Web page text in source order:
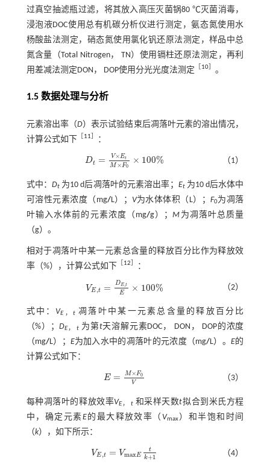
过真空抽滤瓶过滤，将其放入高压灭菌锅80 ℃灭菌消毒，
浸泡液DOC使用总有机碳分析仪进行测定，氨态氮使用水
杨酸盐法测定，硝态氮使用氯化钒还原法测定，样品中总
氮含量（Total Nitrogen， TN）使用镉柱还原法测定，再利
用差减法测定DON， DOP使用分光光度法测定 ［10］ 。
1.5 数据处理与分析
元素溶出率（D）表示试验结束后凋落叶元素的溶出情况，
计算公式如下［11］ ：
Dt = V×Et
M× F0
× 100%
Dt= V× EtM×F0 ×100% （1）
式中： Dt为10 d后凋落叶的元素溶出率； Et为10 d后水体中
可溶性元素浓度（mg/L）； V为水体体积（L）； F0为凋落
叶输入水体前的元素浓度（mg/g）；M 为凋落叶总质量
（g）。
相对于凋落叶中某一元素总含量的释放百分比作为释放效
率（%），计算公式如下［12］ ：
VE,t = DE ,t
E × 100%
VE,t=DE ,tE×100 % （2）
式中： VE， t凋落叶中某一元素总含量的释放百分比
（%）； DE， t 为第t天溶解元素DOC， DON， DOP的浓度
（mg/L）； E为加入水中的凋落叶的元浓度（mg/L）。E的
计算公式如下：
E = M×F0
V
E= M× F0V （3）
每种凋落叶的释放效率VE， t 和采样天数t拟合到米氏方程
中，确定元素E的最大释放效率（ Vmax）和半饱和时间
（k），如下所示：
VE,t = VmaxE
t
k+1
VE,t=VmaxEtk+1 （4）